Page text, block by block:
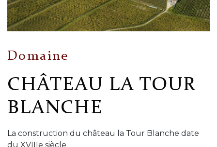
Domaine
CHÂTEAU LA TOUR
BLANCHE
La construction du château la Tour Blanche date
du XVIIIe siècle.